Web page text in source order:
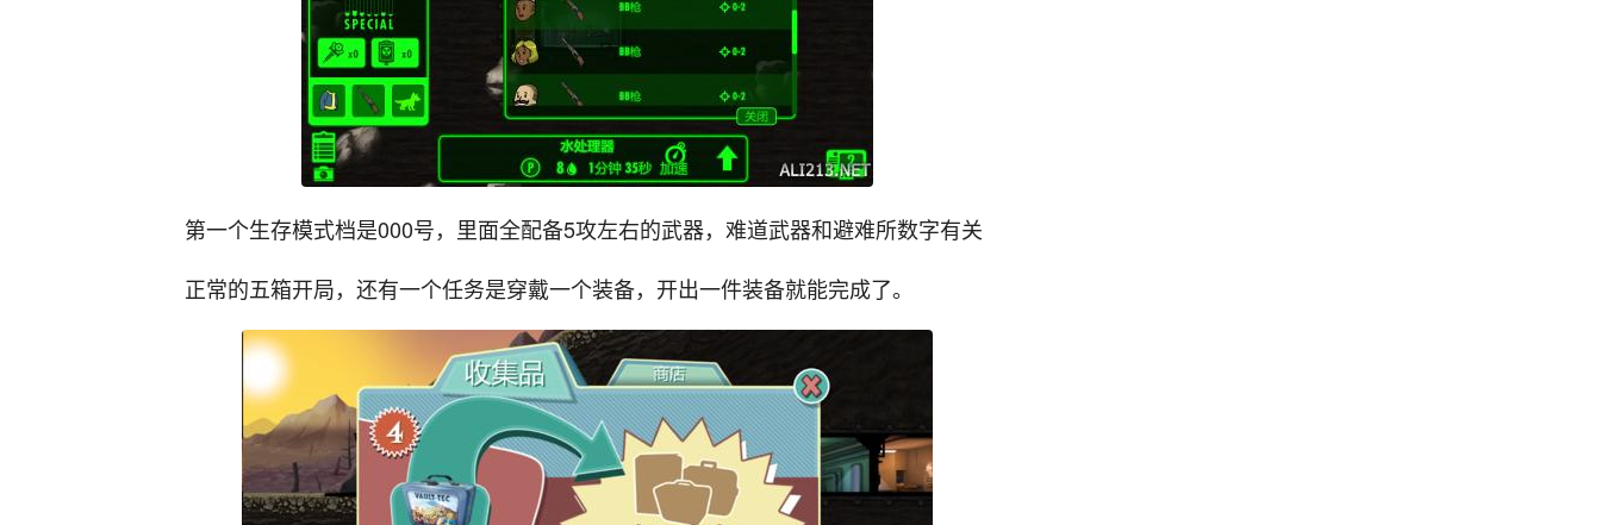
第一个生存模式档是000号，里面全配备5攻左右的武器，难道武器和避难所数字有关
正常的五箱开局，还有一个任务是穿戴一个装备，开出一件装备就能完成了。